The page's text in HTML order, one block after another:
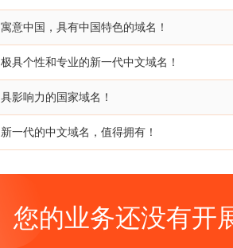
寓意中国，具有中国特色的域名！
极具个性和专业的新一代中文域名！
具影响力的国家域名！
新一代的中文域名，值得拥有！
您的业务还没有开